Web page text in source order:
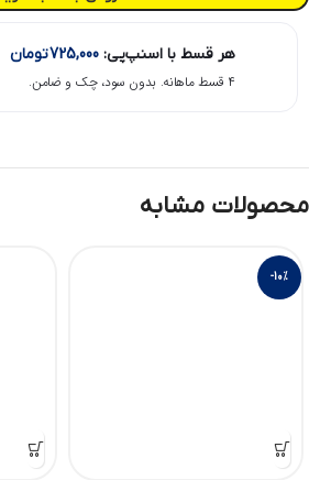
هر قسط با اسنپ‌پی: 725,000تومان
۴ قسط ماهانه. بدون سود، چک و ضامن.
محصولات مشابه
-10%